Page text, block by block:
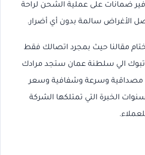
ضمانات على عملية الشحن لراحة
الأغراض سالمة بدون أي أضرار.
مقالنا حيث بمجرد اتصالك فقط
الي سلطنة عمان ستجد مرادك
مصداقية وسرعة وشفافية وسعر
الخبرة التي تمتلكها الشركة